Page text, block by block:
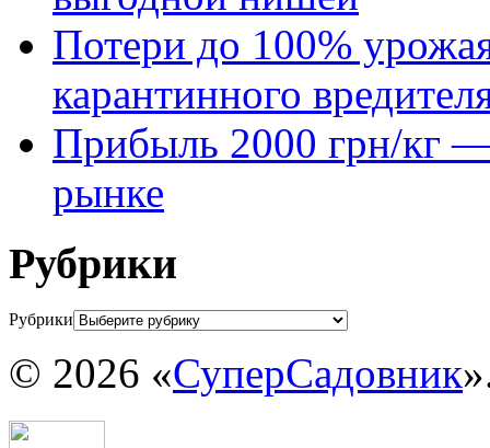
Потери до 100%
карантинного
Прибыль 2000 грн/кг —
рынке
Рубрики
Рубрики
© 2026 «СуперСадовник